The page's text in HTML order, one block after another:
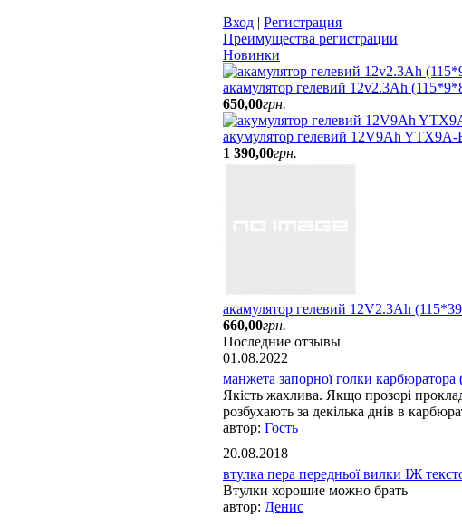
Вход | Регистрация
Преимущества регистрации
Новинки
акамулятор гелевий 12v2.3Ah
650,00грн.
акумулятор гелевий 12V9Ah YTX9A-
1 390,00грн.
акамулятор гелевий 12V2.3Ah
660,00грн.
Последние отзывы
01.08.2022
манжета запорної голки карбюратора
Якість жахлива. Якщо прозорі
розбухають за декілька днів в
Гость
20.08.2018
втулка пера передньої вилки ІЖ
Втулки хорошие можно брать
Денис